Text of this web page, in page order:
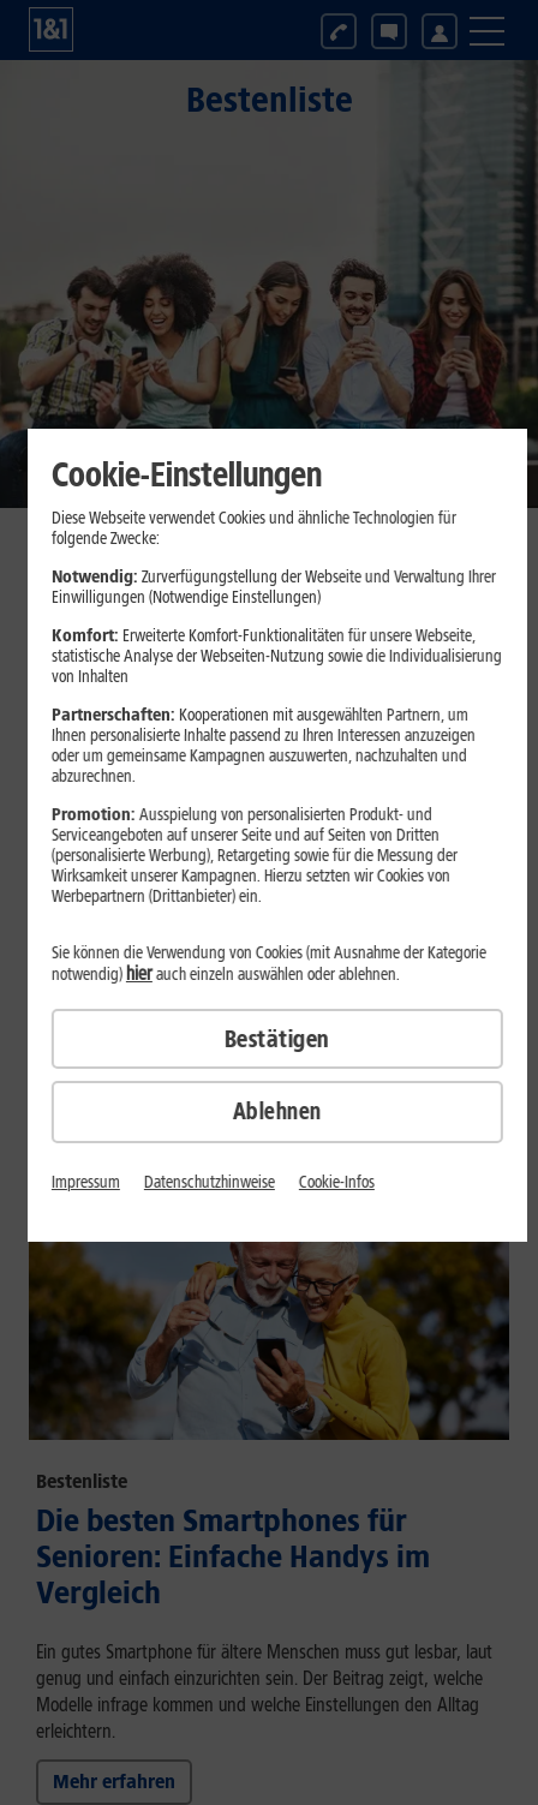
Bestenliste
Bestenliste
Smartphones mit langer
Akkulaufzeit 2026: Diese Modelle
halten im Alltag besonders lange
durch
Smartphones mit langer Akkulaufzeit sind 2026 gefragter denn
je. Der Artikel zeigt Modelle, die besonders lange durchhalten,
erklärt die wichtigsten Einflussfaktoren und vergleicht Geräte mit
großem Akku und hoher Energieeffizienz.
Mehr erfahren
Bestenliste
Die besten Smartphones für
Senioren: Einfache Handys im
Vergleich
Ein gutes Smartphone für ältere Menschen muss gut lesbar, laut
genug und einfach einzurichten sein. Der Beitrag zeigt, welche
Modelle infrage kommen und welche Einstellungen den Alltag
erleichtern.
Mehr erfahren
Cookie-Einstellungen
Diese Webseite verwendet Cookies und ähnliche Technologien für
folgende Zwecke:
Notwendig: Zurverfügungstellung der Webseite und Verwaltung Ihrer
Einwilligungen (Notwendige Einstellungen)
Komfort: Erweiterte Komfort-Funktionalitäten für unsere Webseite,
statistische Analyse der Webseiten-Nutzung sowie die Individualisierung
von Inhalten
Partnerschaften: Kooperationen mit ausgewählten Partnern, um
Ihnen personalisierte Inhalte passend zu Ihren Interessen anzuzeigen
oder um gemeinsame Kampagnen auszuwerten, nachzuhalten und
abzurechnen.
Promotion: Ausspielung von personalisierten Produkt- und
Serviceangeboten auf unserer Seite und auf Seiten von Dritten
(personalisierte Werbung), Retargeting sowie für die Messung der
Wirksamkeit unserer Kampagnen. Hierzu setzten wir Cookies von
Werbepartnern (Drittanbieter) ein.
Ablehnen
Sie können die Verwendung von Cookies (mit Ausnahme der Kategorie
notwendig) hierauch einzeln auswählen oder ablehnen.
Bestätigen
Impressum Datenschutzhinweise Cookie-Infos